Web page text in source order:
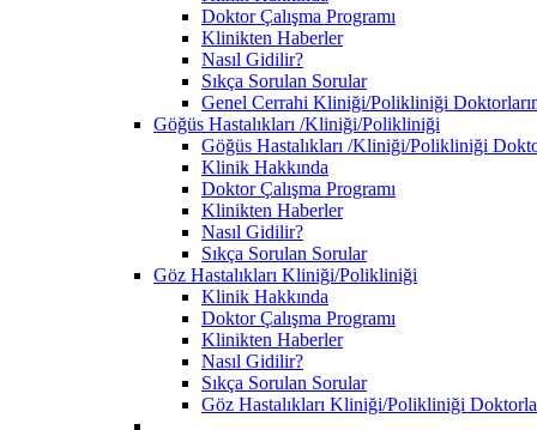
Doktor Çalışma Programı
Klinikten Haberler
Nasıl Gidilir?
Sıkça Sorulan Sorular
Genel Cerrahi Kliniği/Polikliniği
Göğüs Hastalıkları /Kliniği/Polikliniği
Göğüs Hastalıkları /Kliniği/Polikliniği
Klinik Hakkında
Doktor Çalışma Programı
Klinikten Haberler
Nasıl Gidilir?
Sıkça Sorulan Sorular
Göz Hastalıkları Kliniği/Polikliniği
Klinik Hakkında
Doktor Çalışma Programı
Klinikten Haberler
Nasıl Gidilir?
Sıkça Sorulan Sorular
Göz Hastalıkları Kliniği/Polikliniği